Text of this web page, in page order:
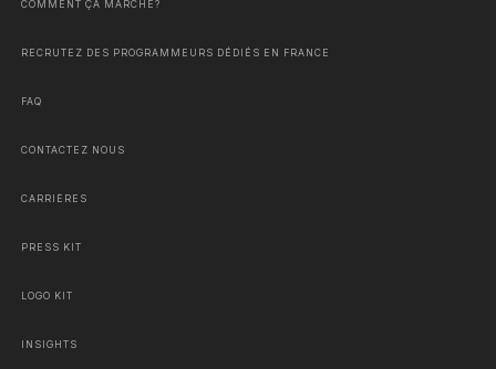
COMMENT ÇA MARCHE?
RECRUTEZ DES PROGRAMMEURS DÉDIÉS EN FRANCE
FAQ
CONTACTEZ NOUS
CARRIÈRES
PRESS KIT
LOGO KIT
INSIGHTS